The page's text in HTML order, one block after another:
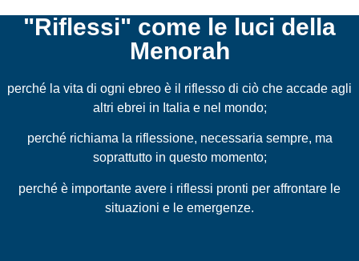
"Riflessi" come le luci della
Menorah
perché la vita di ogni ebreo è il riflesso di ciò che accade agli
altri ebrei in Italia e nel mondo;
perché richiama la riflessione, necessaria sempre, ma
soprattutto in questo momento;
perché è importante avere i riflessi pronti per affrontare le
situazioni e le emergenze.